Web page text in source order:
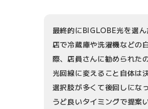
最終的にBIGLOBE光を選
店で冷蔵庫や洗濯機などの
際、店員さんに勧められた
光回線に変えること自体は
選択肢が多くて後回しにな
うど良いタイミングで提案